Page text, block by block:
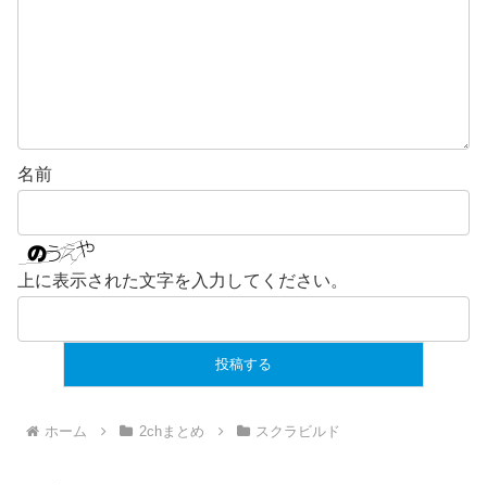
名前
上に表示された文字を入力してください。
ホーム 2chまとめ スクラビルド